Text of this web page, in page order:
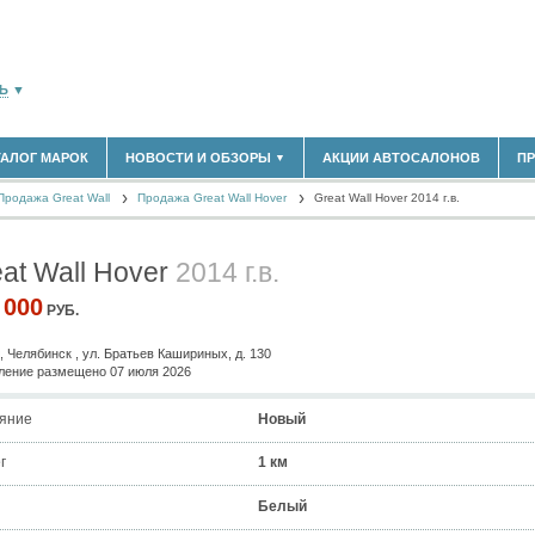
▼
(14304)
МАРОК НОВОСТИ И ОБЗОРЫ ▼
НОВОСТИ РЫНКА
МАТЕРИАЛЫ ПАРТНЕРОВ
АКЦИИ АВТОСАЛОНОВ
Great Wall Продажа Great Wall Hover Great Wall Hover 2014 г.в.
Wall Hover 2014 г.в.
РУБ.
Челябинск , ул. Братьев Кашириных, д. 130
размещено 07 июля 2026
Новый
1 км
Белый